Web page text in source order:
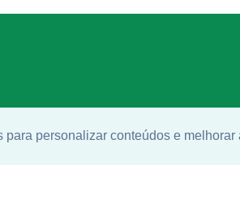
para personalizar conteúdos e